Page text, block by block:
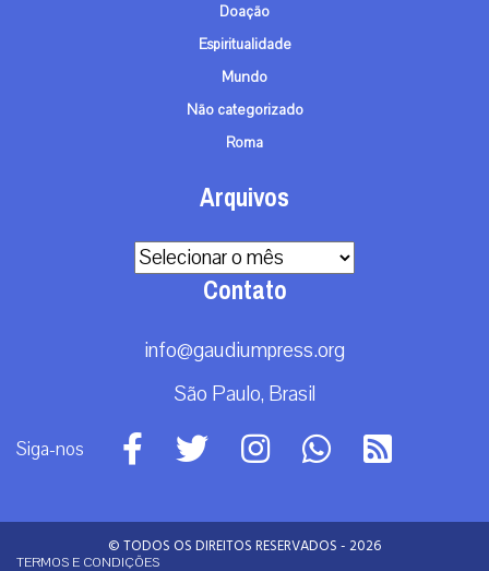
Doação
Espiritualidade
Mundo
Não categorizado
Roma
Arquivos
Arquivos
Contato
info@gaudiumpress.org
São Paulo, Brasil
Siga-nos
© TODOS OS DIREITOS RESERVADOS - 2026
TERMOS E CONDIÇÕES